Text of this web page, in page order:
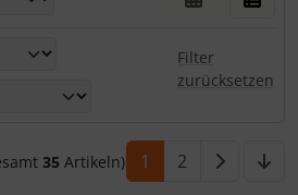
Artikel nach ihren
Filter
zurücksetzen
35 Artikeln) 1 2